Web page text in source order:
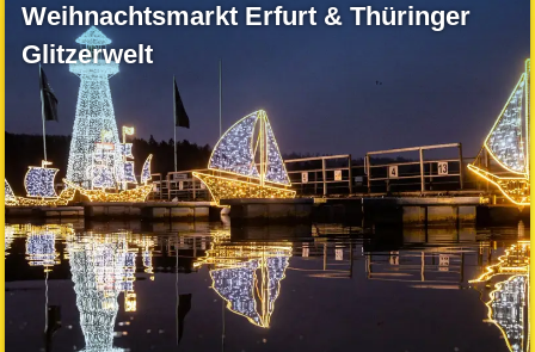
Weihnachtsmarkt Erfurt & Thüringer
Glitzerwelt